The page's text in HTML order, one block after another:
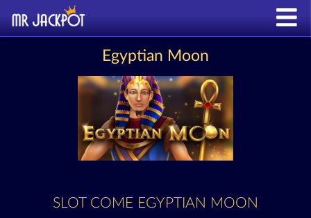
Egyptian Moon
SLOT COME EGYPTIAN MOON